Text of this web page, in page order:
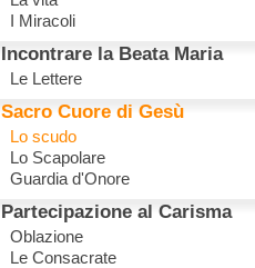
I Miracoli
Incontrare la Beata Maria
Le Lettere
Sacro Cuore di Gesù
Lo scudo
Lo Scapolare
Guardia d'Onore
Partecipazione al Carisma
Oblazione
Le Consacrate